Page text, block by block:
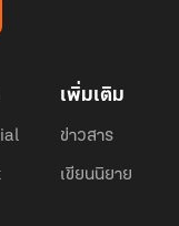
เพิ่มเติม
ข่าวสาร
เขียนนิยาย